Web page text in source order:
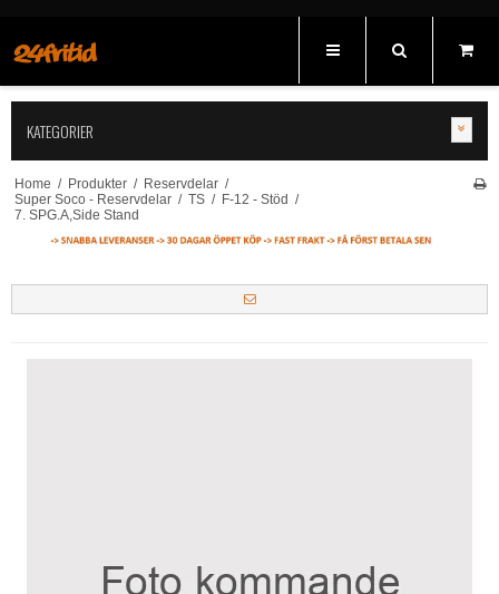
KATEGORIER
Home / Produkter / Reservdelar /
Super Soco - Reservdelar / TS / F-12 - Stöd /
7. SPG.A,Side Stand